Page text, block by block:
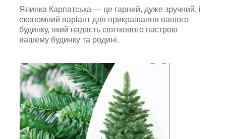
Ялинка Карпатська — це гарний, дуже зручний, і
економний варіант для прикрашання вашого
будинку, який надасть святкового настрою
вашему будинку та родині.